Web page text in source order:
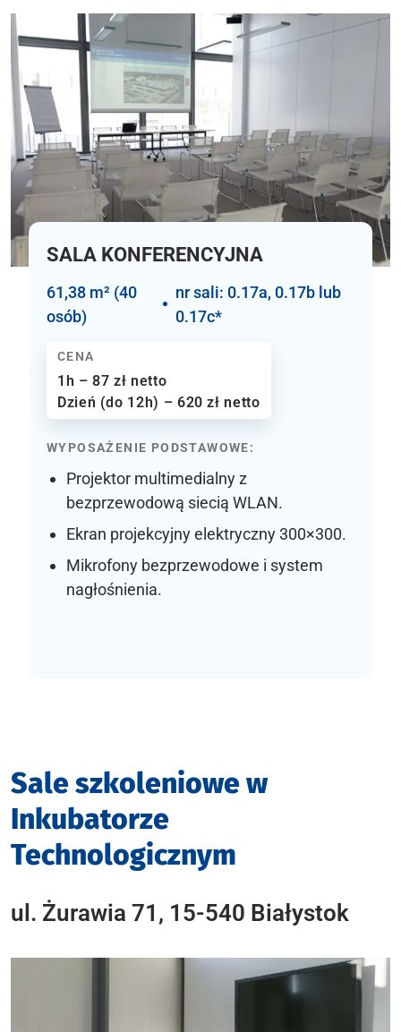
SALA KONFERENCYJNA
61,38 m² (40
osób)
nr sali: 0.17a, 0.17b lub
0.17c*
CENA
1h – 87 zł netto
Dzień (do 12h) – 620 zł netto
WYPOSAŻENIE PODSTAWOWE:
Projektor multimedialny z
bezprzewodową siecią WLAN.
Ekran projekcyjny elektryczny 300×300.
Mikrofony bezprzewodowe i system
nagłośnienia.
Sale szkoleniowe w
Inkubatorze
Technologicznym
ul. Żurawia 71, 15-540 Białystok